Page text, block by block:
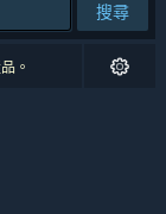
搜尋
。